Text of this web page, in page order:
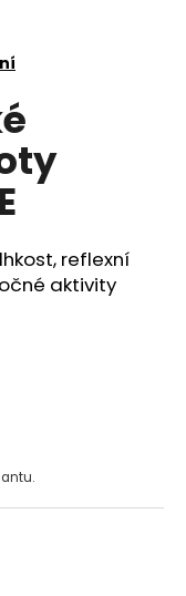
reflexní
aktivity